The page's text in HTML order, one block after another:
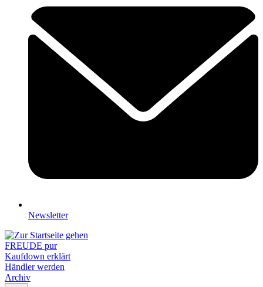
Newsletter
FREUDE pur
Kaufdown erklärt
Händler werden
Archiv